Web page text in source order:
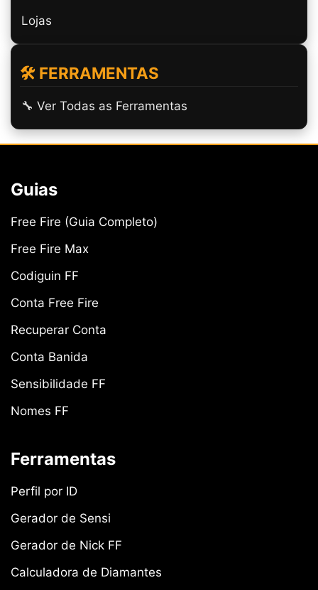
Lojas
🛠️ FERRAMENTAS
🔧 Ver Todas as Ferramentas
Guias
Free Fire (Guia Completo)
Free Fire Max
Codiguin FF
Conta Free Fire
Recuperar Conta
Conta Banida
Sensibilidade FF
Nomes FF
Ferramentas
Perfil por ID
Gerador de Sensi
Gerador de Nick FF
Calculadora de Diamantes